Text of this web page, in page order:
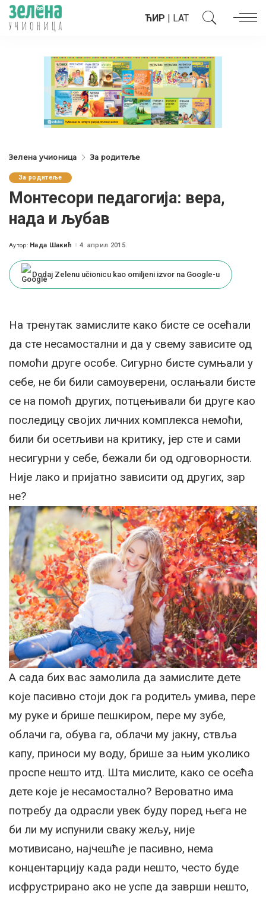
ЋИР | LAT
Зелена учионица За родитеље
За родитеље
Moнтесори педагогија: вера,
нада и љубав
Posted
Аутор: Нада Шакић 4. април 2015.
Dodaj Zelenu učionicu kao omiljeni izvor na Google-u
На тренутак замислите како бисте се осећали
да сте несамостални и да у свему зависите од
помоћи друге особе. Сигурно бисте сумњали у
себе, не би били самоуверени, ослањали бисте
се на помоћ других, потцењивали би друге као
последицу својих личних комплекса немоћи,
били би осетљиви на критику, јер сте и сами
несигурни у себе, бежали би од одговорности.
Није лако и пријатно зависити од других, зар
не?
А сада бих вас замолила да замислите дете
које пасивно стоји док га родитељ умива, пере
му руке и брише пешкиром, пере му зубе,
облачи га, обува га, облачи му јакну, ствља
капу, приноси му воду, брише за њим уколико
проспе нешто итд. Шта мислите, како се осећа
дете које је несамостално? Вероватно има
потребу да одрасли увек буду поред њега не
би ли му испунили сваку жељу, није
мотивисано, најчешће је пасивно, нема
концентарцију када ради нешто, често буде
исфрустрирано ако не успе да заврши нешто,